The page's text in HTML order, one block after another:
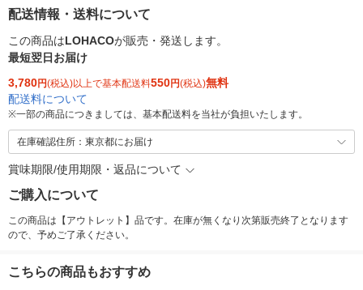
配送情報・送料について
この商品はLOHACOが販売・発送します。
最短翌日お届け
3,780円(税込)以上で基本配送料550円(税込)無料
配送料について
※一部の商品につきましては、基本配送料を当社が負担いたします。
在庫確認住所：東京都にお届け
賞味期限/使用期限・返品について
ご購入について
この商品は【アウトレット】品です。在庫が無くなり次第販売終了となります
ので、予めご了承ください。
こちらの商品もおすすめ